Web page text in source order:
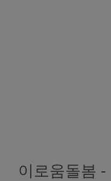
이로움돌봄